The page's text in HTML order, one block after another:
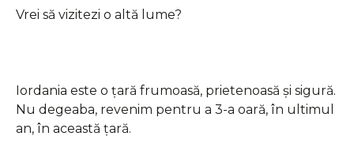
Vrei să vizitezi o altă lume?
Iordania este o țară frumoasă, prietenoasă și sigură.
Nu degeaba, revenim pentru a 3-a oară, în ultimul
an, în această țară.